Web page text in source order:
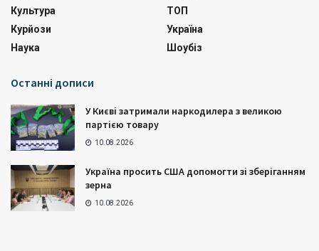
Культура
Курйози
Наука
ТОП
Україна
Шоубіз
Останні дописи
У Києві затримали наркодилера з великою
партією товару
10.08.2026
Україна просить США допомогти зі зберіганням
зерна
10.08.2026